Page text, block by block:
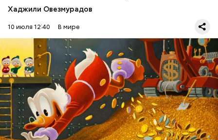
Хаджили Овезмурадов
10 июля 12:40 В мире
Амансио Ортега — испанский бизнесмен, который
собственную компанию Inditex, владеющую
многими всемирно известными брендами одежды.
Первоначально это была сеть магазинов Zara,
которая по задумке делала качественную и
стильную одежду по доступным ценам.
БОГАТСТВО
БИЗНЕС
ПРЕДПРИНИМАТЕЛИ
МИЛЛИАРДЕРЫ